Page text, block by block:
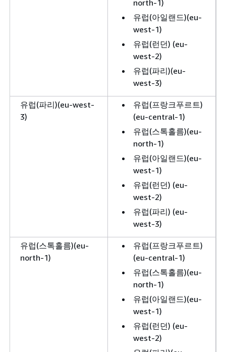
north-1)
유럽(아일랜드)(eu-
west-1)
유럽(런던) (eu-
west-2)
유럽(파리)(eu-
west-3)
유럽(파리)(eu-west-
3)
유럽(프랑크푸르트)
(eu-central-1)
유럽(스톡홀름)(eu-
north-1)
유럽(아일랜드)(eu-
west-1)
유럽(런던) (eu-
west-2)
유럽(파리) (eu-
west-3)
유럽(스톡홀름)(eu-
north-1)
유럽(프랑크푸르트)
(eu-central-1)
유럽(스톡홀름)(eu-
north-1)
유럽(아일랜드)(eu-
west-1)
유럽(런던) (eu-
west-2)